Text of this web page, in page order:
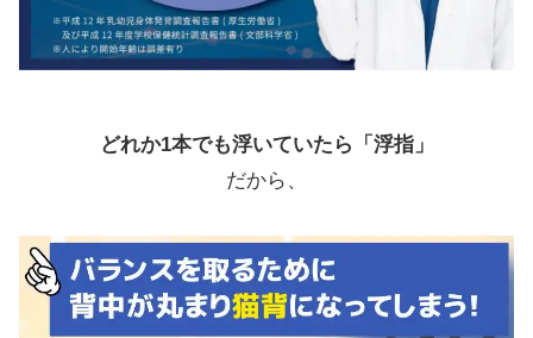
どれか1本でも浮いていたら「浮指」
だから、